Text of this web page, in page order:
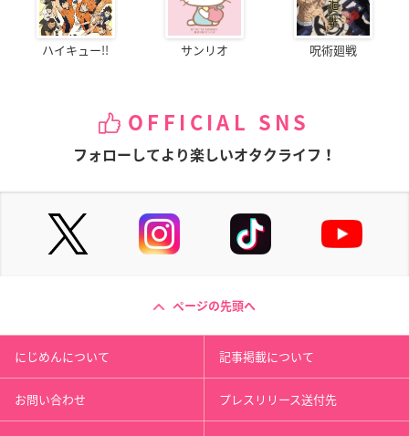
ハイキュー!! サンリオ 呪術廻戦
OFFICIAL SNS
フォローしてより楽しいオタクライフ！
ページの先頭へ
にじめんについて 記事掲載について
お問い合わせ プレスリリース送付先